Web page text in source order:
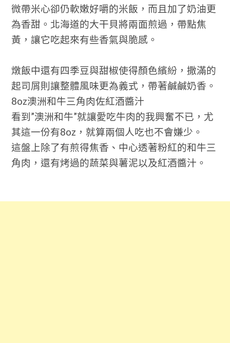
微帶米心卻仍軟嫩好嚼的米飯，而且加了奶油更
為香甜。北海道的大干貝將兩面煎過，帶點焦
黃，讓它吃起來有些香氣與脆感。
燉飯中還有四季豆與甜椒使得顏色繽紛，撒滿的
起司屑則讓整體風味更為義式，帶著鹹鹹奶香。
8oz澳洲和牛三角肉佐紅酒醬汁
看到”澳洲和牛”就讓愛吃牛肉的我興奮不已，尤
其這一份有8oz，就算兩個人吃也不會嫌少。
這盤上除了有煎得焦香、中心透著粉紅的和牛三
角肉，還有烤過的蔬菜與薯泥以及紅酒醬汁。